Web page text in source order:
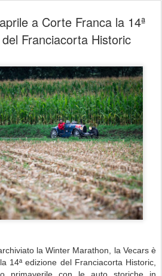
a Corte Franca la 14ª
Franciacorta Historic
la Winter Marathon, la Vecars è
14ª edizione del Franciacorta Historic,